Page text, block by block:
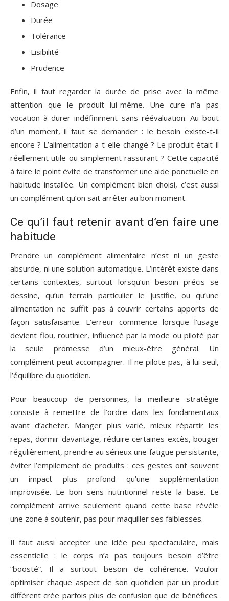
Dosage
Durée
Tolérance
Lisibilité
Prudence
Enfin, il faut regarder la durée de prise avec la même
attention que le produit lui-même. Une cure n’a pas
vocation à durer indéfiniment sans réévaluation. Au bout
d’un moment, il faut se demander : le besoin existe-t-il
encore ? L’alimentation a-t-elle changé ? Le produit était-il
réellement utile ou simplement rassurant ? Cette capacité
à faire le point évite de transformer une aide ponctuelle en
habitude installée. Un complément bien choisi, c’est aussi
un complément qu’on sait arrêter au bon moment.
Ce qu’il faut retenir avant d’en faire une
habitude
Prendre un complément alimentaire n’est ni un geste
absurde, ni une solution automatique. L’intérêt existe dans
certains contextes, surtout lorsqu’un besoin précis se
dessine, qu’un terrain particulier le justifie, ou qu’une
alimentation ne suffit pas à couvrir certains apports de
façon satisfaisante. L’erreur commence lorsque l’usage
devient flou, routinier, influencé par la mode ou piloté par
la seule promesse d’un mieux-être général. Un
complément peut accompagner. Il ne pilote pas, à lui seul,
l’équilibre du quotidien.
Pour beaucoup de personnes, la meilleure stratégie
consiste à remettre de l’ordre dans les fondamentaux
avant d’acheter. Manger plus varié, mieux répartir les
repas, dormir davantage, réduire certaines excès, bouger
régulièrement, prendre au sérieux une fatigue persistante,
éviter l’empilement de produits : ces gestes ont souvent
un impact plus profond qu’une supplémentation
improvisée. Le bon sens nutritionnel reste la base. Le
complément arrive seulement quand cette base révèle
une zone à soutenir, pas pour maquiller ses faiblesses.
Il faut aussi accepter une idée peu spectaculaire, mais
essentielle : le corps n’a pas toujours besoin d’être
“boosté”. Il a surtout besoin de cohérence. Vouloir
optimiser chaque aspect de son quotidien par un produit
différent crée parfois plus de confusion que de bénéfices.